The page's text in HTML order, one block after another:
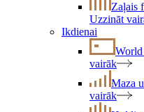
Zaļais
Uzzināt
Ikdienai
World
vairāk
Maza
vairāk